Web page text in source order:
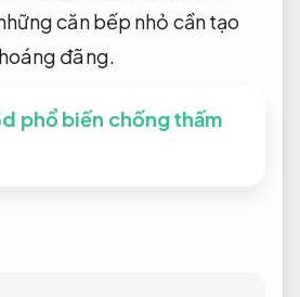
căn bếp nhỏ cần tạo
đãng.
phổ biến chống thấm